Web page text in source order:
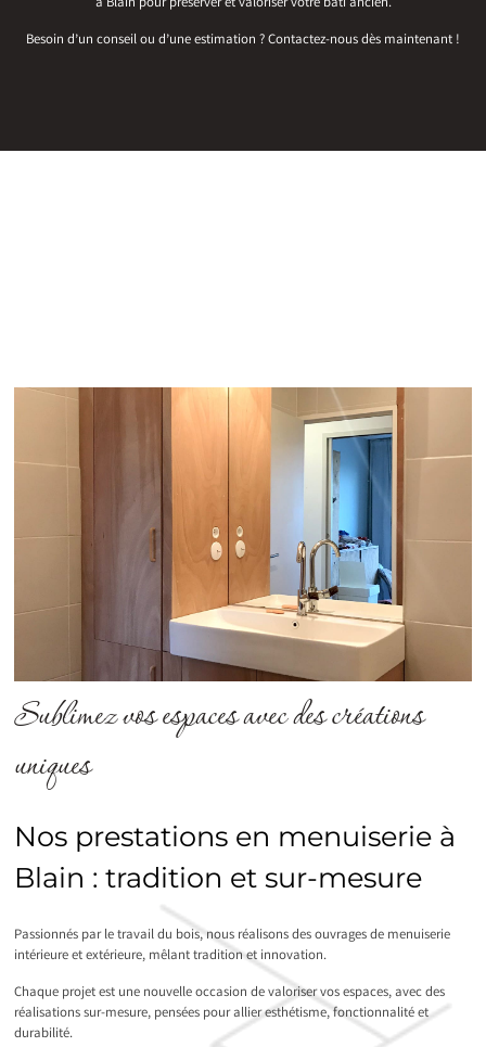
à Blain pour préserver et valoriser votre bâti ancien.
Besoin d’un conseil ou d’une estimation ? Contactez-nous dès maintenant !
Sublimez vos espaces avec des créations
uniques
Nos prestations en menuiserie à
Blain : tradition et sur-mesure
Passionnés par le travail du bois, nous réalisons des ouvrages de menuiserie
intérieure et extérieure, mêlant tradition et innovation.
Chaque projet est une nouvelle occasion de valoriser vos espaces, avec des
réalisations sur-mesure, pensées pour allier esthétisme, fonctionnalité et
durabilité.